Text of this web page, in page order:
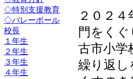
◇特別支援教育
◇バレーボール
校長
１年生
２年生
３年生
４年生
２０２
門をく
古市小学
繰り返し